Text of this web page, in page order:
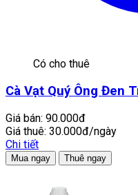
Có cho thuê
Cà Vạt Quý Ông Đen
Giá bán: 90.000đ
Giá thuê: 30.000đ/ngày
Chi tiết
Mua ngay Thuê ngay